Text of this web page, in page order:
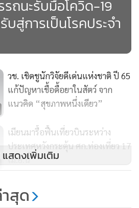
รถนะรับมือโควิด-19
สู่การเป็นโรคประจำ
วช. เชิดชูนักวิจัยดีเด่นแห่งชาติ ปี 65
แก้ปัญหาเชื้อดื้อยาในสัตว์ จาก
แนวคิด “สุขภาพหนึ่งเดียว”
เมียนมารื้อฟื้นเที่ยวบินระหว่าง
ประเทศหวังกระตุ้น ศก.ท่องเที่ยว 17
เม.ย.นี้
เพิ่มฉีดวัคซีนโควิดกลุ่ม 608 สั่งปรับ
แสดงเพิ่มเติม
สุด